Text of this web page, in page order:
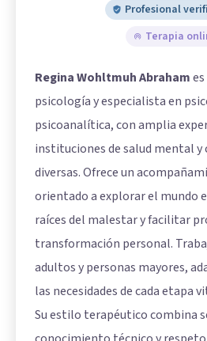
Profesional
Terapia
Regina Wohltmuh Abraham
psicología y especialista en
psicoanalítica, con amplia
instituciones de salud mental y
diversas. Ofrece un
orientado a explorar el mundo
raíces del malestar y facilitar
transformación personal.
adultos y personas mayores,
las necesidades de cada etapa
Su estilo terapéutico combina